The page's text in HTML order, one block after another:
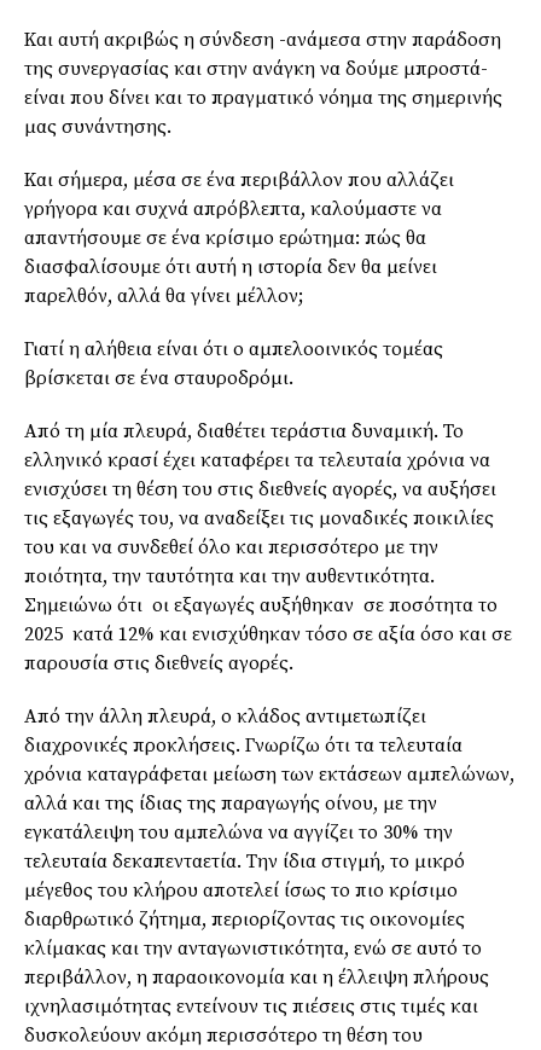
Και αυτή ακριβώς η σύνδεση -ανάμεσα στην παράδοση
της συνεργασίας και στην ανάγκη να δούμε μπροστά-
είναι που δίνει και το πραγματικό νόημα της σημερινής
μας συνάντησης.
Και σήμερα, μέσα σε ένα περιβάλλον που αλλάζει
γρήγορα και συχνά απρόβλεπτα, καλούμαστε να
απαντήσουμε σε ένα κρίσιμο ερώτημα: πώς θα
διασφαλίσουμε ότι αυτή η ιστορία δεν θα μείνει
παρελθόν, αλλά θα γίνει μέλλον;
Γιατί η αλήθεια είναι ότι ο αμπελοοινικός τομέας
βρίσκεται σε ένα σταυροδρόμι.
Από τη μία πλευρά, διαθέτει τεράστια δυναμική. Το
ελληνικό κρασί έχει καταφέρει τα τελευταία χρόνια να
ενισχύσει τη θέση του στις διεθνείς αγορές, να αυξήσει
τις εξαγωγές του, να αναδείξει τις μοναδικές ποικιλίες
του και να συνδεθεί όλο και περισσότερο με την
ποιότητα, την ταυτότητα και την αυθεντικότητα.
Σημειώνω ότι οι εξαγωγές αυξήθηκαν σε ποσότητα το
2025 κατά 12% και ενισχύθηκαν τόσο σε αξία όσο και σε
παρουσία στις διεθνείς αγορές.
Από την άλλη πλευρά, ο κλάδος αντιμετωπίζει
διαχρονικές προκλήσεις. Γνωρίζω ότι τα τελευταία
χρόνια καταγράφεται μείωση των εκτάσεων αμπελώνων,
αλλά και της ίδιας της παραγωγής οίνου, με την
εγκατάλειψη του αμπελώνα να αγγίζει το 30% την
τελευταία δεκαπενταετία. Την ίδια στιγμή, το μικρό
μέγεθος του κλήρου αποτελεί ίσως το πιο κρίσιμο
διαρθρωτικό ζήτημα, περιορίζοντας τις οικονομίες
κλίμακας και την ανταγωνιστικότητα, ενώ σε αυτό το
περιβάλλον, η παραοικονομία και η έλλειψη πλήρους
ιχνηλασιμότητας εντείνουν τις πιέσεις στις τιμές και
δυσκολεύουν ακόμη περισσότερο τη θέση του